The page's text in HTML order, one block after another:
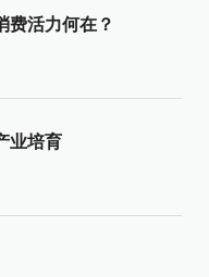
费活力何在？
业培育